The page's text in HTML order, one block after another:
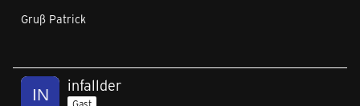
Gruß Patrick
infallder